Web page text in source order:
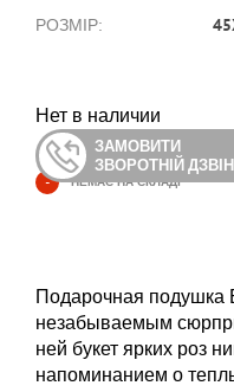
РОЗМІР:
Нет в наличии
ЗАМОВИТИ
ЗВОРОТНІЙ
- НЕМАЄ НА СКЛАДІ
Подарочная подушка
незабываемым
ней букет ярких роз
напоминанием о